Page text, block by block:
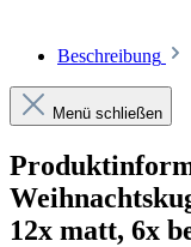
Beschreibung
Menü schließen
12x matt, 6x